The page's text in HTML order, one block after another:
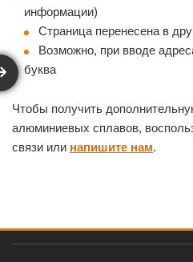
информации)
Страница перенесена в
Возможно, при вводе
буква
Чтобы получить
алюминиевых сплавов,
связи или напишите нам.